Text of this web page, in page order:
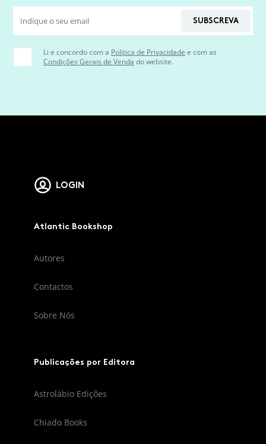
SUBSCREVA
Li e concordo com a Política de Privacidade e com as
Condições Gerais de Venda do website.
LOGIN
Atlantic Bookshop
Autores
Contactos
Sobre Nós
Publicações por Editora
Astrolábio Edições
Chiado Books